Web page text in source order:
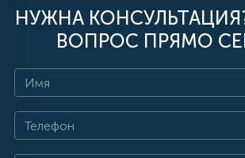
НУЖНА
ВОПРОС ПРЯМО